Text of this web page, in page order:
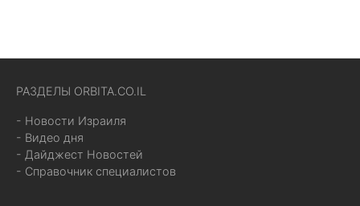
РАЗДЕЛЫ ORBITA.CO.IL
- Новости Израиля
- Видео дня
- Дайджест Новостей
- Справочник специалистов